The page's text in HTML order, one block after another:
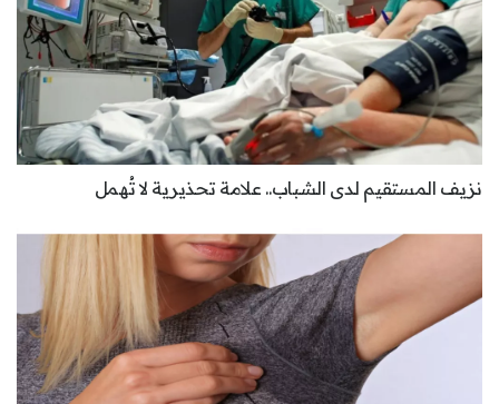
نزيف المستقيم لدى الشباب.. علامة تحذيرية لا تُهمل